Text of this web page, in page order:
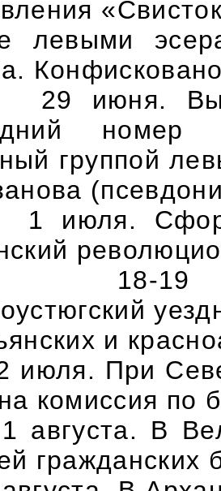
левыми
Вышел
номер
группой
июля.
и
При
комиссия по
В
гражданских